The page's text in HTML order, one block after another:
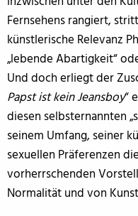
Fernsehens rangiert,
künstlerische Relevanz
„lebende Abartigkeit“
Und doch erliegt der
Papst ist kein Jeansboy“
diesen selbsternannten
seinem Umfang, seiner
sexuellen Präferenzen
vorherrschenden
Normalität und von